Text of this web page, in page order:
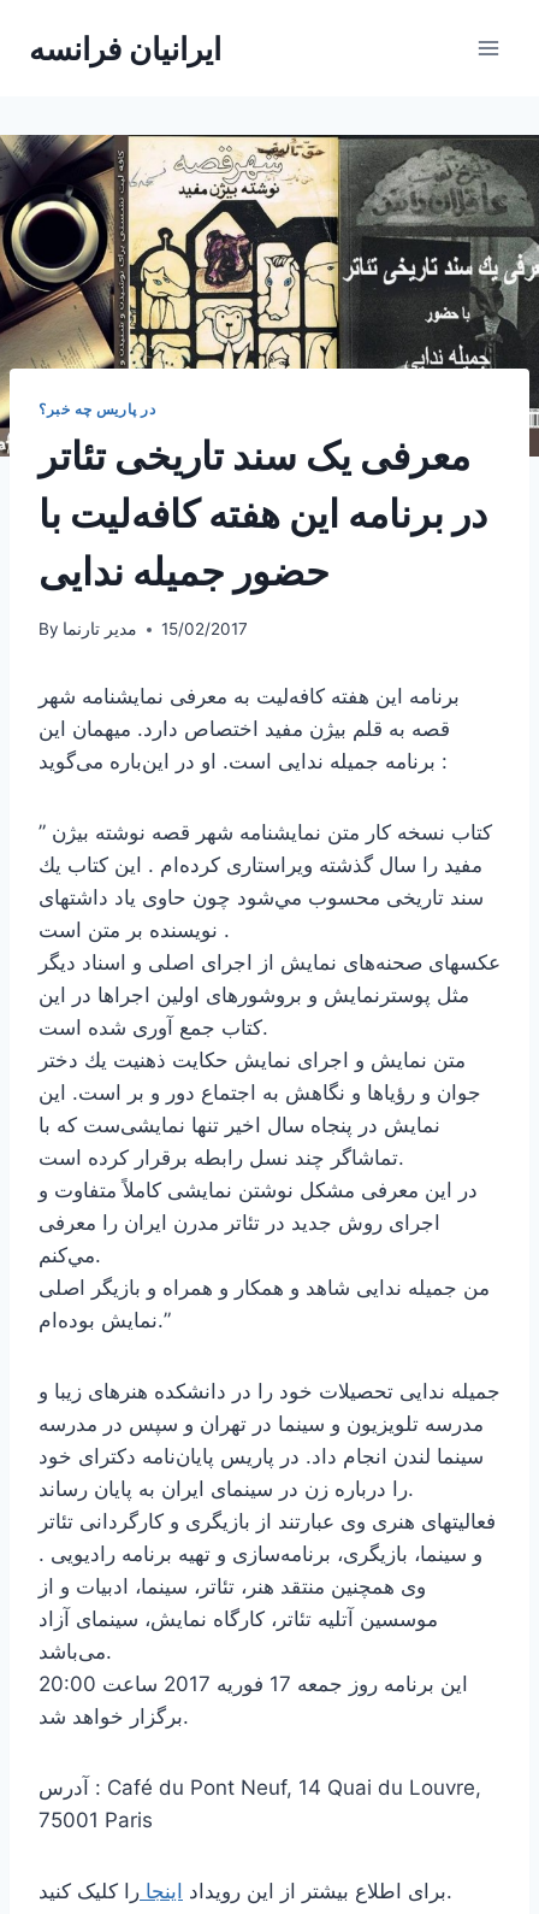
ایرانیان فرانسه
در پاریس چه خبر؟
معرفی یک سند تاریخی تئاتر
در برنامه این هفته کافه‌لیت با
حضور جمیله ندایی
By مدیر تارنما 15/02/2017
برنامه این هفته کافه‌لیت به معرفی نمایشنامه شهر
قصه به قلم بیژن مفید اختصاص دارد. میهمان این
برنامه جمیله ندایی است. او در این‌باره می‌گوید :
” كتاب نسخه كار متن نمايشنامه شهر قصه نوشته بيژن
مفيد را سال گذشته ويراستارى كرده‌ام . اين كتاب يك
سند تاريخى محسوب مي‌شود چون حاوى ياد داشتهاى
نويسنده بر متن است .
عكسهاى صحنه‌هاى نمايش از اجراى اصلى و اسناد ديگر
مثل پوسترنمايش و بروشورهاى اولين اجراها در اين
كتاب جمع آورى شده است.
متن نمايش و اجراى نمايش حكايت ذهنيت يك دختر
جوان و رؤياها و نگاهش به اجتماع دور و بر است. اين
نمايش در پنجاه سال اخير تنها نمايشى‌ست كه با
تماشاگر چند نسل رابطه برقرار كرده است.
در اين معرفى مشكل نوشتن نمايشى کاملاً متفاوت و
اجراى روش جديد در تئاتر مدرن ايران را معرفى
مي‌كنم.
من جميله ندايى شاهد و همكار و همراه و بازيگر اصلى
نمايش بوده‌ام.”
جمیله ندایی تحصیلات خود را در دانشکده هنرهای زیبا و
مدرسه تلویزیون و سینما در تهران و سپس در مدرسه
سینما لندن انجام داد. در پاریس پایان‌نامه دکترای خود
را درباره زن در سینمای ایران به پایان رساند.
فعالیتهای هنری وی عبارتند از بازیگری و کارگردانی تئاتر
و سینما، بازیگری، برنامه‌سازی و تهیه برنامه رادیویی .
وی همچنین منتقد هنر، تئاتر، سینما، ادبیات و از
موسسین آتلیه تئاتر، کارگاه نمایش، سینمای آزاد
می‌باشد.
این برنامه روز جمعه 17 فوریه 2017 ساعت 20:00
برگزار خواهد شد.
آدرس : Café du Pont Neuf, 14 Quai du Louvre,
75001 Paris
برای اطلاع بیشتر از این رویداد اینجا را کلیک کنید.